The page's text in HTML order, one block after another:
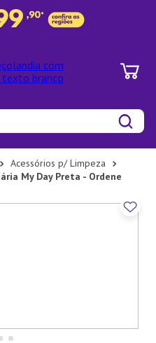
Acessórios p/ Limpeza
My Day Preta - Ordene